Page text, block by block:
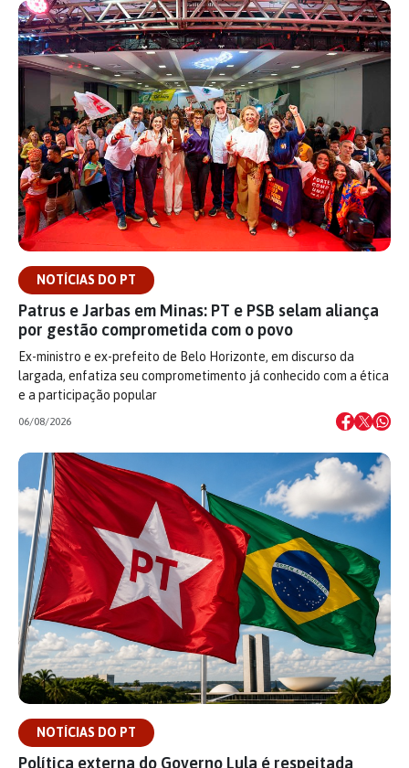
NOTÍCIAS DO PT
Patrus e Jarbas em Minas: PT e PSB selam aliança
por gestão comprometida com o povo
Ex-ministro e ex-prefeito de Belo Horizonte, em discurso da
largada, enfatiza seu comprometimento já conhecido com a ética
e a participação popular
06/08/2026
NOTÍCIAS DO PT
Política externa do Governo Lula é respeitada